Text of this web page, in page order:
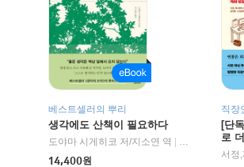
베스트셀러의 뿌리
생각에도 산책이 필요하다
도야마 시게히코 저/지소연 역
알에이치코리
14,400원
직장
[단
로